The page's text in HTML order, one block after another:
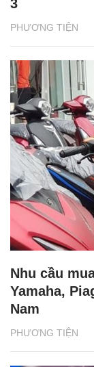
PHƯƠNG TIỆN
3
PHƯƠNG TIỆN
Nhu cầu
Yamaha,
Nam